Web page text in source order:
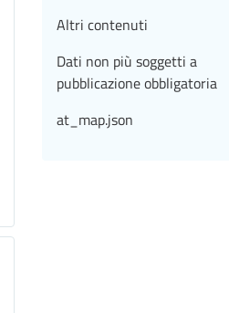
Altri contenuti
Dati non più soggetti a
pubblicazione obbligatoria
at_map.json